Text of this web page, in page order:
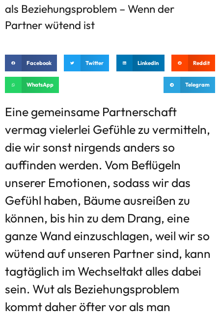
als Beziehungsproblem – Wenn der
Partner wütend ist
Facebook Twitter LinkedIn Reddit
WhatsApp Telegram
Eine gemeinsame Partnerschaft
vermag vielerlei Gefühle zu vermitteln,
die wir sonst nirgends anders so
auffinden werden. Vom Beflügeln
unserer Emotionen, sodass wir das
Gefühl haben, Bäume ausreißen zu
können, bis hin zu dem Drang, eine
ganze Wand einzuschlagen, weil wir so
wütend auf unseren Partner sind, kann
tagtäglich im Wechseltakt alles dabei
sein. Wut als Beziehungsproblem
kommt daher öfter vor als man